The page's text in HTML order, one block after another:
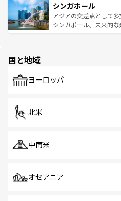
参照してほしい。
激する。気候は一年中温
が待っている。親しみ
た文化、そして多様な
み、どこを訪れても感動
ており、効率よく見ど
うな絶景から文化的な
シンガポール
アジアの交差点として
シンガポール。未来的
で、ホーカーズは地元の
国と地域
ヨーロッパ
北米
中南米
オセアニア